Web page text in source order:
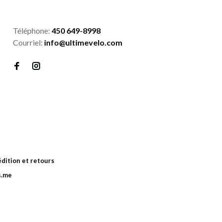
Téléphone: 450 649-8998
Courriel: info@ultimevelo.com
et retours